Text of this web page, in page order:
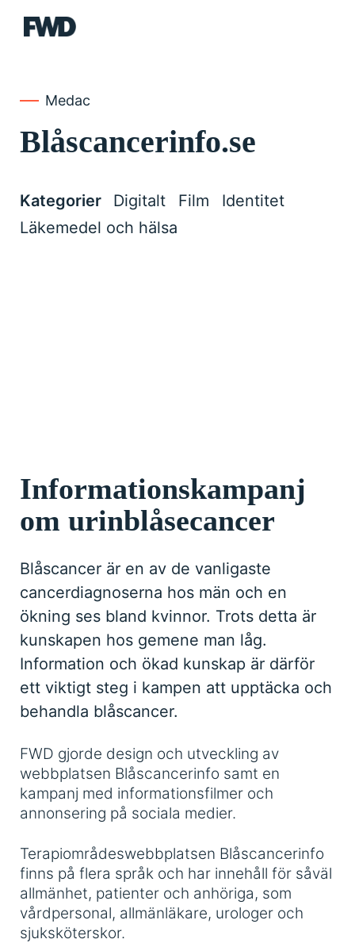
FWD
Medac
Blåscancerinfo.se
Kategorier Digitalt Film
Identitet
Läkemedel och hälsa
Informationskampanj
om urinblåsecancer
Blåscancer är en av de vanligaste
cancerdiagnoserna hos män och en
ökning ses bland kvinnor. Trots detta är
kunskapen hos gemene man låg.
Information och ökad kunskap är därför
ett viktigt steg i kampen att upptäcka och
behandla blåscancer.
FWD gjorde design och utveckling av
webbplatsen Blåscancerinfo samt en
kampanj med informationsfilmer och
annonsering på sociala medier.
Terapiområdeswebbplatsen Blåscancerinfo
finns på flera språk och har innehåll för såväl
allmänhet, patienter och anhöriga, som
vårdpersonal, allmänläkare, urologer och
sjuksköterskor.